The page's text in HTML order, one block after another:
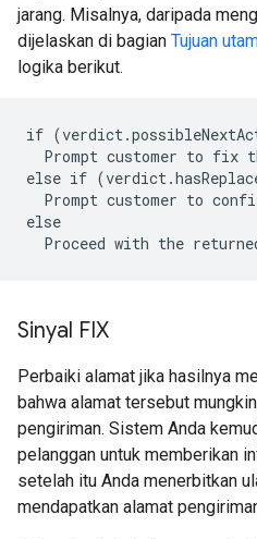
jarang. Misalnya, daripada
dijelaskan di bagian Tujuan
logika berikut.
if
Prompt customer to fix
else if
Prompt customer to
else
Sinyal FIX
Perbaiki alamat jika hasilnya
bahwa alamat tersebut
pengiriman. Sistem Anda
pelanggan untuk memberikan
setelah itu Anda menerbitkan
mendapatkan alamat